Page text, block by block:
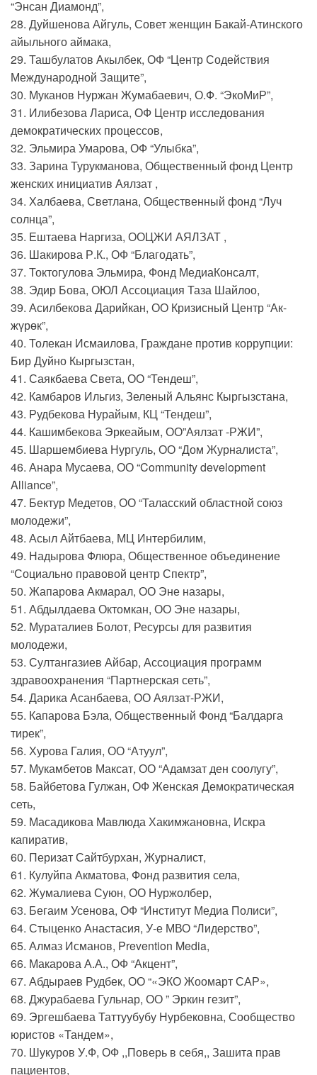
“Энсан Диамонд”,
28. Дуйшенова Айгуль, Совет женщин Бакай-Атинского
айыльного аймака,
29. Ташбулатов Акылбек, ОФ “Центр Содействия
Международной Защите”,
30. Муканов Нуржан Жумабаевич, О.Ф. “ЭкоМиР”,
31. Илибезова Лариса, ОФ Центр исследования
демократических процессов,
32. Эльмира Умарова, ОФ “Улыбка”,
33. Зарина Турукманова, Общественный фонд Центр
женских инициатив Аялзат ,
34. Халбаева, Светлана, Общественный фонд “Луч
солнца”,
35. Ештаева Наргиза, ООЦЖИ АЯЛЗАТ ,
36. Шакирова Р.К., ОФ “Благодать”,
37. Токтогулова Эльмира, Фонд МедиаКонсалт,
38. Эдир Бова, ОЮЛ Ассоциация Таза Шайлоо,
39. Асилбекова Дарийкан, ОО Кризисный Центр “Ак-
жүрөк”,
40. Толекан Исмаилова, Граждане против коррупции:
Бир Дуйно Кыргызстан,
41. Саякбаева Света, ОО “Тендеш”,
42. Камбаров Ильгиз, Зеленый Альянс Кыргызстана,
43. Рудбекова Нурайым, КЦ “Тендеш”,
44. Кашимбекова Эркеайым, ОО”Аялзат -РЖИ”,
45. Шаршембиева Нургуль, ОО “Дом Журналиста”,
46. Анара Мусаева, ОО “Community development
Alliance”,
47. Бектур Медетов, ОО “Таласский областной союз
молодежи”,
48. Асыл Айтбаева, МЦ Интербилим,
49. Надырова Флюра, Общественное объединение
“Социально правовой центр Спектр”,
50. Жапарова Акмарал, ОО Эне назары,
51. Абдылдаева Октомкан, ОО Эне назары,
52. Мураталиев Болот, Ресурсы для развития
молодежи,
53. Султангазиев Айбар, Ассоциация программ
здравоохранения “Партнерская сеть”,
54. Дарика Асанбаева, ОО Аялзат-РЖИ,
55. Капарова Бэла, Общественный Фонд “Балдарга
тирек”,
56. Хурова Галия, ОО “Атуул”,
57. Мукамбетов Максат, ОО “Адамзат ден соолугу”,
58. Байбетова Гулжан, ОФ Женская Демократическая
сеть,
59. Масадикова Мавлюда Хакимжановна, Искра
капиратив,
60. Перизат Сайтбурхан, Журналист,
61. Кулуйпа Акматова, Фонд развития села,
62. Жумалиева Суюн, ОО Нуржолбер,
63. Бегаим Усенова, ОФ “Институт Медиа Полиси”,
64. Стыценко Анастасия, У-е МВО “Лидерство”,
65. Алмаз Исманов, Prevention Media,
66. Макарова А.А., ОФ “Акцент”,
67. Абдыраев Рудбек, ОО “«ЭКО Жоомарт САР»,
68. Джурабаева Гульнар, ОО ” Эркин гезит”,
69. Эргешбаева Таттуубубу Нурбековна, Сообщество
юристов «Тандем»,
70. Шукуров У.Ф, ОФ ,,Поверь в себя,, Зашита прав
пациентов,